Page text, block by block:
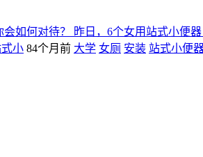
如何对待？ 昨日，6个女用站式小便
小 84个月前 大学 女厕 安装 站式小便